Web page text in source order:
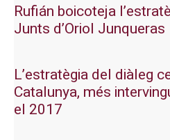
Rufián boicoteja
Junts d’Oriol Junqueras
L’estratègia del diàleg
Catalunya, més
el 2017